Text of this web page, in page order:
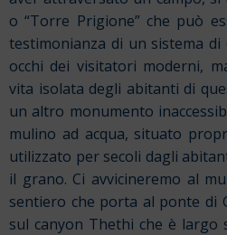
o “Torre Prigione” che può
testimonianza di un sistema
occhi dei visitatori moderni,
vita isolata degli abitanti di
un altro monumento
mulino ad acqua, situato
utilizzato per secoli dagli
il grano. Ci avvicineremo al
sentiero che porta al ponte di
sul canyon Thethi che è largo